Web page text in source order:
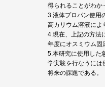
得られることがわか
3.液体プロパン使用
高カリウム溶液によ
4.現在、上記の方法
年度にオスミウム固
5.本研究に使用した
学実験を行なうには
将来の課題である。